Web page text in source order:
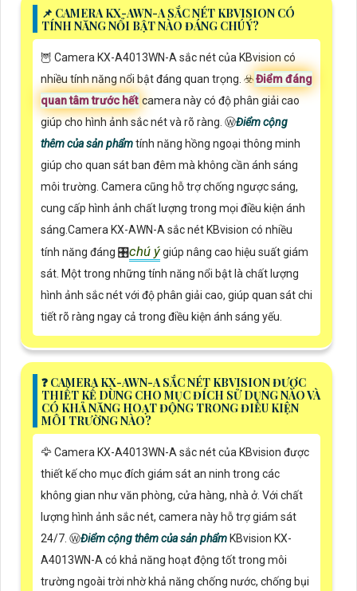
📌 CAMERA KX-AWN-A SẮC NÉT KBVISION CÓ
TÍNH NĂNG NỔI BẬT NÀO ĐÁNG CHÚ Ý?
🦉 Camera KX-A4013WN-A sắc nét của KBvision có
nhiều tính năng nổi bật đáng quan trọng. ☣️Điểm đáng
quan tâm trước hết camera này có độ phân giải cao
giúp cho hình ảnh sắc nét và rõ ràng. ⓌĐiểm cộng
thêm của sản phẩmtính năng hồng ngoại thông minh
giúp cho quan sát ban đêm mà không cần ánh sáng
môi trường. Camera cũng hỗ trợ chống ngược sáng,
cung cấp hình ảnh chất lượng trong mọi điều kiện ánh
sáng.Camera KX-AWN-A sắc nét KBvision có nhiều
tính năng đáng 🎛chú ýgiúp nâng cao hiệu suất giám
sát. Một trong những tính năng nổi bật là chất lượng
hình ảnh sắc nét với độ phân giải cao, giúp quan sát chi
tiết rõ ràng ngay cả trong điều kiện ánh sáng yếu.
️❓ CAMERA KX-AWN-A SẮC NÉT KBVISION ĐƯỢC
THIẾT KẾ DÙNG CHO MỤC ĐÍCH SỬ DỤNG NÀO VÀ
CÓ KHẢ NĂNG HOẠT ĐỘNG TRONG ĐIỀU KIỆN
MÔI TRƯỜNG NÀO?
🦅 Camera KX-A4013WN-A sắc nét của KBvision được
thiết kế cho mục đích giám sát an ninh trong các
không gian như văn phòng, cửa hàng, nhà ở. Với chất
lượng hình ảnh sắc nét, camera này hỗ trợ giám sát
24/7. ⓌĐiểm cộng thêm của sản phẩm KBvision KX-
A4013WN-A có khả năng hoạt động tốt trong môi
trường ngoài trời nhờ khả năng chống nước, chống bụi